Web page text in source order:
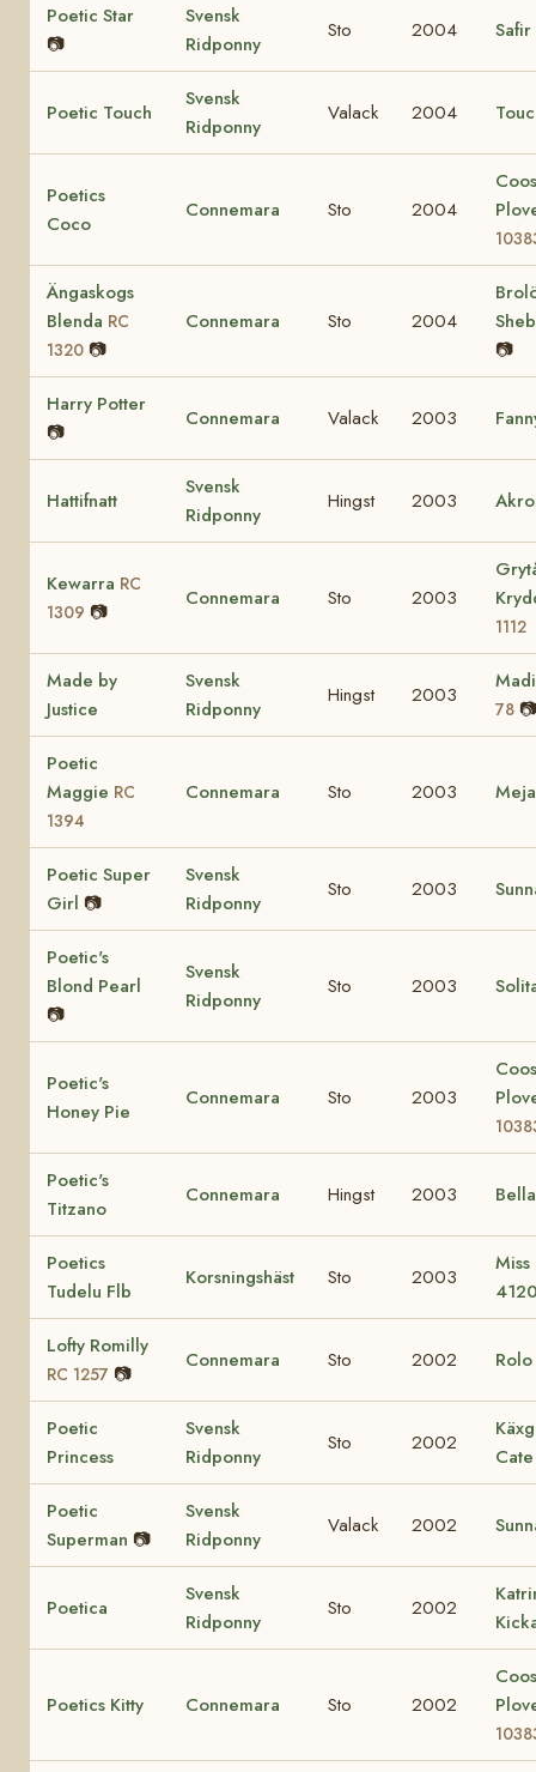
Poetic Star
📷
Svensk
Ridponny
Sto 2004 Safir
Poetic Touch
Svensk
Ridponny
Valack 2004
Poetics
Coco
Connemara Sto 2004
Ängaskogs
Blenda RC
1320 📷
Connemara Sto 2004
📷
Harry Potter
📷
Connemara Valack 2003
Hattifnatt
Svensk
Ridponny
Hingst 2003
Kewarra RC
1309 📷
Connemara Sto 2003
1112
Made by
Justice
Svensk
Ridponny
Hingst 2003
78 📷
Poetic
Maggie RC
1394
Connemara Sto 2003
Poetic Super
Girl 📷
Svensk
Ridponny
Sto 2003
Poetic's
Blond Pearl
📷
Svensk
Ridponny
Sto 2003
Poetic's
Honey Pie
Connemara Sto 2003
Poetic's
Titzano
Connemara Hingst 2003
Poetics
Tudelu Flb
Korsningshäst Sto 2003
Miss
Lofty Romilly
RC 1257 📷
Connemara Sto 2002 Rolo
Poetic
Princess
Svensk
Ridponny
Sto 2002
Cate
Poetic
Superman 📷
Svensk
Ridponny
Valack 2002
Poetica
Svensk
Ridponny
Sto 2002
Poetics Kitty Connemara Sto 2002